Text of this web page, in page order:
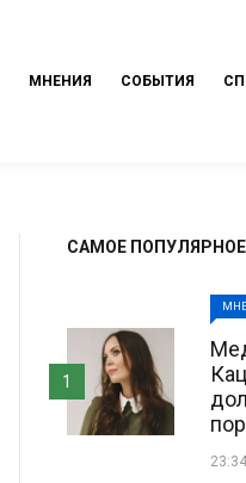
МНЕНИЯ СОБЫТИЯ
САМОЕ ПОПУЛЯРНОЕ
1